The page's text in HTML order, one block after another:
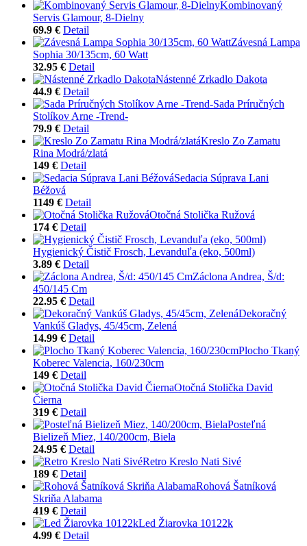
Kombinovaný
Servis Glamour, 8-Dielny
69.9 € Detail
Závesná Lampa
Sophia 30/135cm, 60 Watt
32.95 € Detail
Nástenné Zrkadlo Dakota
44.9 € Detail
Sada Príručných
Stolíkov Arne -Trend-
79.9 € Detail
Kreslo Zo Zamatu
Rina Modrá/zlatá
149 € Detail
Sedacia Súprava Lani
Béžová
1149 € Detail
Otočná Stolička Ružová
174 € Detail
Hygienický Čistič Frosch, Levanduľa (eko, 500ml)
3.89 € Detail
Záclona Andrea, Š/d:
450/145 Cm
22.95 € Detail
Dekoračný
Vankúš Gladys, 45/45cm, Zelená
14.99 € Detail
Plocho Tkaný
Koberec Valencia, 160/230cm
149 € Detail
Otočná Stolička David
Čierna
319 € Detail
Posteľná
Bielizeň Miez, 140/200cm, Biela
24.95 € Detail
Retro Kreslo Nati Sivé
189 € Detail
Rohová Šatníková
Skriňa Alabama
419 € Detail
Led Žiarovka 10122k
4.99 € Detail